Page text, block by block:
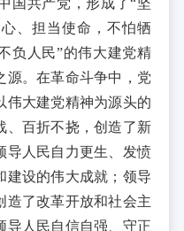
国共产党，形成了“坚
、担当使命，不怕牺
负人民”的伟大建党精
源。在革命斗争中，党
伟大建党精神为源头的
、百折不挠，创造了新
导人民自力更生、发愤
建设的伟大成就；领导
造了改革开放和社会主
导人民自信自强、守正